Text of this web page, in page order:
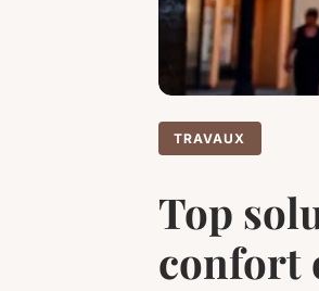
TRAVAUX
Top
confort